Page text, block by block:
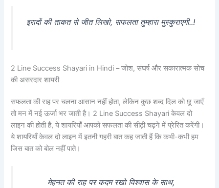
इरादों की ताकत से जीत लिखो, सफलता तुम्हारा मुस्कुराएगी..!
2 Line Success Shayari in Hindi – जोश, संघर्ष और सकारात्मक सोच
की असरदार शायरी
सफलता की राह पर चलना आसान नहीं होता, लेकिन कुछ शब्द दिल को छू जाएँ
तो मन में नई ऊर्जा भर जाती है। 2 Line Success Shayari केवल दो
लाइन की होती है, ये शायरियाँ आपको सफलता की सीढ़ी चढ़ने में प्रेरित करेंगी।
ये शायरियाँ केवल दो लाइन में इतनी गहरी बात कह जाती हैं कि कभी-कभी हम
जिस बात को बोल नहीं पाते।
मेहनत की राह पर कदम रखो विश्वास के साथ,